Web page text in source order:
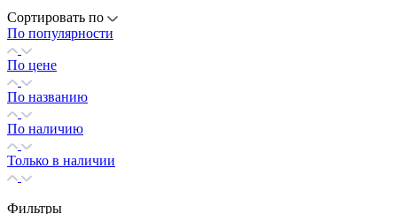
Сортировать по
По популярности
По цене
По названию
По наличию
Только в наличии
Фильтры